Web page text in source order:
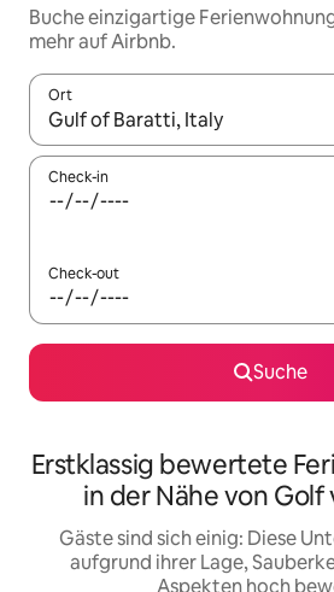
Buche einzigartige
mehr auf Airbnb.
Ort
Wenn Ergebnisse verfügbar sind,
Check-in
Check-out
Suche
Erstklassig bewertete
in der Nähe von Golf
Gäste sind sich einig: Diese
aufgrund ihrer Lage,
Aspekten hoch